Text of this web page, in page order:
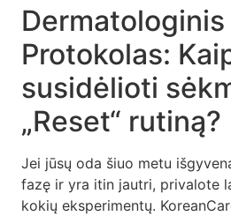
Dermatologinis
Protokolas:
susidėlioti
„Reset“ rutiną?
Jei jūsų oda šiuo metu
fazę ir yra itin jautri, privalote
kokių eksperimentų.